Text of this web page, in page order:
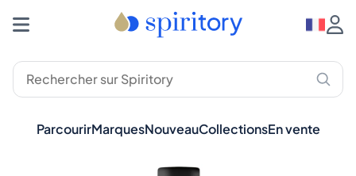
ParcourirMarquesNouveauCollectionsEn vente